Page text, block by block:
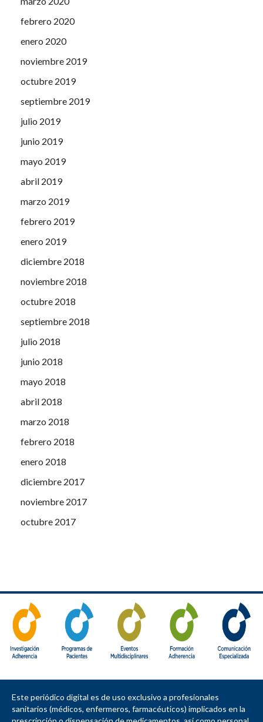
febrero 2020
enero 2020
noviembre 2019
octubre 2019
septiembre 2019
julio 2019
junio 2019
mayo 2019
abril 2019
marzo 2019
febrero 2019
enero 2019
diciembre 2018
noviembre 2018
octubre 2018
septiembre 2018
julio 2018
junio 2018
mayo 2018
abril 2018
marzo 2018
febrero 2018
enero 2018
diciembre 2017
noviembre 2017
octubre 2017
Este periódico digital es de uso exclusivo a profesionales
sanitarios (médicos, enfermeros, farmacéuticos) implicados en la